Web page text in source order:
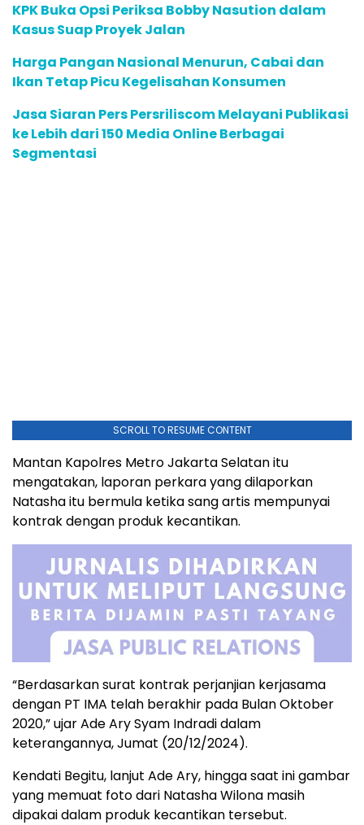
KPK Buka Opsi Periksa Bobby Nasution dalam
Kasus Suap Proyek Jalan
Harga Pangan Nasional Menurun, Cabai dan
Ikan Tetap Picu Kegelisahan Konsumen
Jasa Siaran Pers Persriliscom Melayani Publikasi
ke Lebih dari 150 Media Online Berbagai
Segmentasi
SCROLL TO RESUME CONTENT
Mantan Kapolres Metro Jakarta Selatan itu
mengatakan, laporan perkara yang dilaporkan
Natasha itu bermula ketika sang artis mempunyai
kontrak dengan produk kecantikan.
“Berdasarkan surat kontrak perjanjian kerjasama
dengan PT IMA telah berakhir pada Bulan Oktober
2020,” ujar Ade Ary Syam Indradi dalam
keterangannya, Jumat (20/12/2024).
Kendati Begitu, lanjut Ade Ary, hingga saat ini gambar
yang memuat foto dari Natasha Wilona masih
dipakai dalam produk kecantikan tersebut.